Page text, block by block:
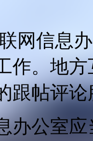
网信息
作。地
跟帖评
办公室